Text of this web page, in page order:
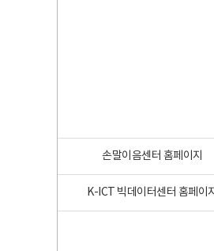
손말이음센터 홈페이지
K-ICT 빅데이터센터 홈페이지